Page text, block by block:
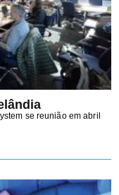
se reunião em abril